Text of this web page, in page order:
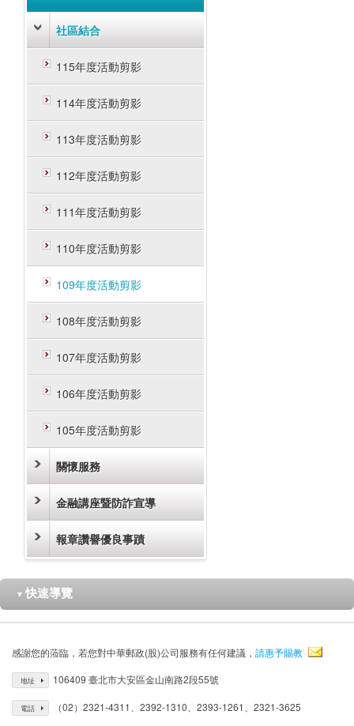
社區結合
115年度活動剪影
114年度活動剪影
113年度活動剪影
112年度活動剪影
111年度活動剪影
110年度活動剪影
109年度活動剪影
108年度活動剪影
107年度活動剪影
106年度活動剪影
105年度活動剪影
關懷服務
金融講座暨防詐宣導
報章讚譽優良事蹟
▼ 快速導覽
感謝您的蒞臨，若您對中華郵政(股)公司服務有任何建議， 請惠予賜教
地址 106409 臺北市大安區金山南路2段55號
電話 （02）2321-4311、2392-1310、2393-1261、2321-3625